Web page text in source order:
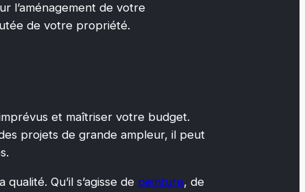
l’aménagement de votre
de votre propriété.
et maîtriser votre budget.
projets de grande ampleur, il peut
Qu’il s’agisse de peinture, de